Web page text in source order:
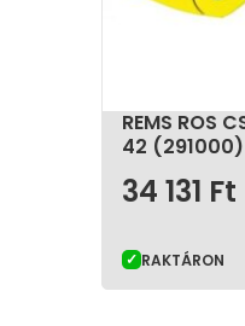
REMS ROS
42 (291000)
34 131 Ft
RAKTÁRON